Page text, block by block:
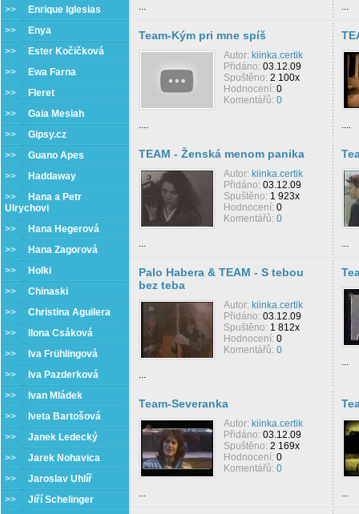
>>
Enrique Iglesias
>>
Enya
>>
Ester Kočičková
>>
Ewa Farna
>>
Fleret
>> Gaia Mesiah
>> Gipsy.cz
>> Guano Apes
>>
Haddaway
>>
Hana a Petr
Ulrychovi
>>
Hana Hegerová
>>
Hana Zagorová
>>
Holki
>> Chinaski
>> Christina Aguilera
>>
Ilona Csáková
>>
Iva Frühlingová
>>
Iva Pazderková
>>
Ivan Mládek
>>
Iveta Bartošová
>> Janek Ledecký
>> Jarek Nohavica
>> Jaroslav Uhlíř
>> Jiří Schelinger
... ...
Team-Kým pri mne spíš
Autor: kiinka.certik
Přidáno: 03.12.09
Spuštěno: 2 100x
Hodnocení: 0
Komentářů: 0
.... ....
TEAM - Ženská menom panika
Autor: kiinka.certik
Přidáno: 03.12.09
Spuštěno: 1 923x
Hodnocení: 0
Komentářů: 0
... ...
Palo Habera & TEAM - S tebou
bez teba
Autor: kiinka.certik
Přidáno: 03.12.09
Spuštěno: 1 812x
Hodnocení: 0
Komentářů: 0
...
...
Team-Severanka
Autor: kiinka.certik
Přidáno: 03.12.09
Spuštěno: 2 169x
Hodnocení: 0
Komentářů: 0
... ...